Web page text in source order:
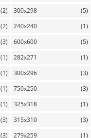
(2) 300x298 (5)
(2) 240x240 (1)
(3) 600x600 (5)
(1) 282x271 (1)
(1) 300x296 (3)
(1) 750x250 (3)
(1) 325x318 (1)
(3) 315x310 (3)
(3) 279x259 (1)